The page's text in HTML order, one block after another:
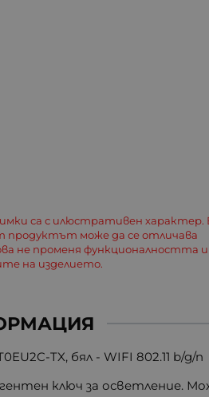
са с илюстративен характер.
продуктът може да се отличава
не променя функционалността и
на изделието.
TX, бял - WIFI 802.11 b/g/n
ключ за осветление.